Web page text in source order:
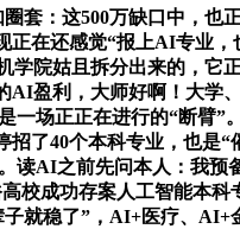
：这500万缺口中，也
在还感觉“报上AI专业
院姑且拆分出来的，它
盈利，大师好啊！大学
场正正在进行的“断臂
了40个本科专业，也是
AI之前先问本人：我预
校成功存案人工智能本
子就稳了”，AI+医疗、